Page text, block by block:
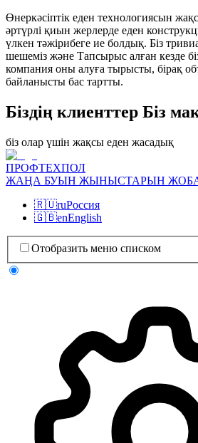
Өнеркәсіптік еден технологиясын
әртүрлі қиын жерлерде еден
үлкен тәжірибеге ие болдық. Біз
шешеміз және Тапсырыс алған кезде
компания оны алуға тырысты, бірақ
байланысты бас тартты.
Біздің клиенттер Біз
біз олар үшін жақсы еден жасадық
ПРОФТЕХПОЛ
ЖАҢА БУЫН ЖЫНЫСТАРЫН
🇷🇺ruРоссия
🇬🇧enEnglish
Отобразить меню списком